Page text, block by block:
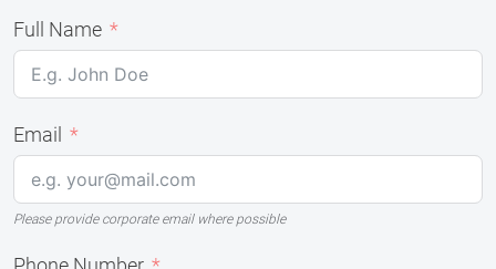
Full Name
Email
Please provide corporate email where possible